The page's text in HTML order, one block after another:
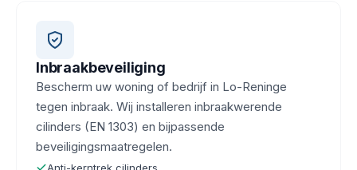
Inbraakbeveiliging
Bescherm uw woning of bedrijf in Lo-Reninge
tegen inbraak. Wij installeren inbraakwerende
cilinders (EN 1303) en bijpassende
beveiligingsmaatregelen.